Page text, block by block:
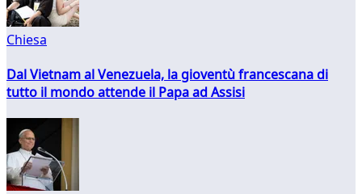
Chiesa
Dal Vietnam al Venezuela, la gioventù francescana di
tutto il mondo attende il Papa ad Assisi